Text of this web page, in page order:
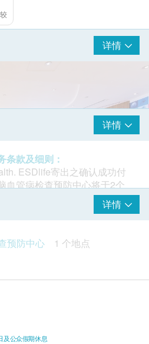
详情
，帮助你及早检查及预防这
心亦提供一系列教育计划，
助你达到预防心脏病及中风
详情
条款及细则：
ESDlife寄出之确认成功付
血管病检查预防中心将于2个
电客户预约体格检查的时间及
。
身份证及打印订购确认信以确
订购的计划，转让给第三者
后决定权。
个月，客户必须于6个月内
详情
预防中心
1 个地点
18楼1808室
及公众假期休息